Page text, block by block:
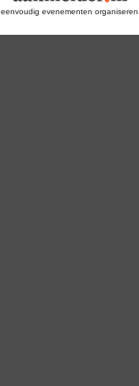
eenvoudig evenementen organiseren